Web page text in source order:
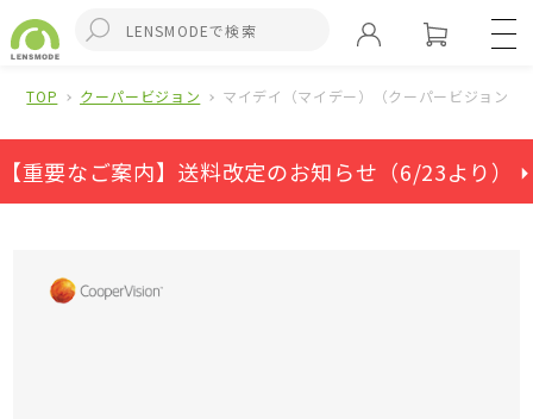
TOP クーパービジョン マイデイ（マイデー）（クーパービジョン）
【重要なご案内】送料改定のお知らせ（6/23より） ⏵